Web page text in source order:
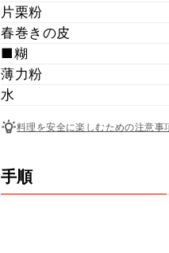
片栗粉
春巻きの皮
■糊
薄力粉
水
料理を安全に楽しむための注意事
手順